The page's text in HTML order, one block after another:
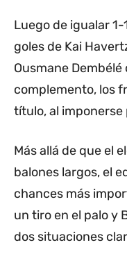
Luego de igualar
goles de Kai
Ousmane Dembélé
complemento, los
título, al
Más allá de que el
balones largos, el
chances más
un tiro en el palo y
dos situaciones